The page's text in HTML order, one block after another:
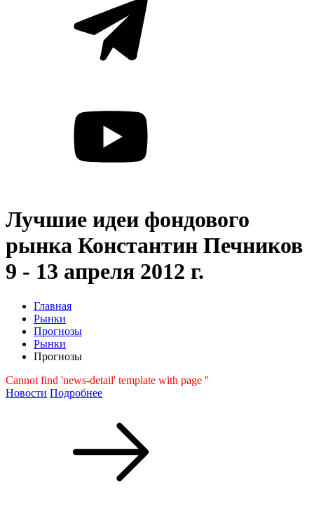
Лучшие идеи фондового
рынка Константин Печников
9 - 13 апреля 2012 г.
Главная
Рынки
Прогнозы
Рынки
Прогнозы
Cannot find 'news-detail' template with page ''
Новости Подробнее